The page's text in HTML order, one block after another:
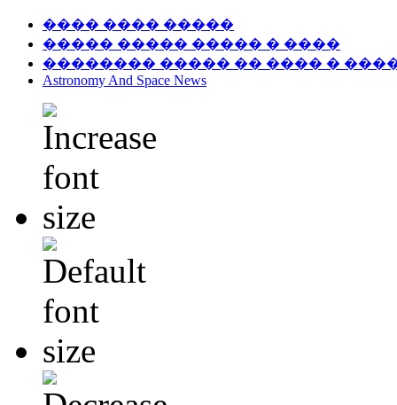
���� ���� �����
����� ����� ����� � ����
�������� ����� �� ���� �
Astronomy And Space News